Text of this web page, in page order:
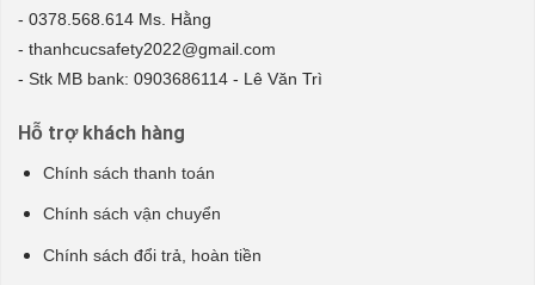
- 0378.568.614 Ms. Hằng
- thanhcucsafety2022@gmail.com
- Stk MB bank: 0903686114 - Lê Văn Trì
Hỗ trợ khách hàng
Chính sách thanh toán
Chính sách vận chuyển
Chính sách đổi trả, hoàn tiền